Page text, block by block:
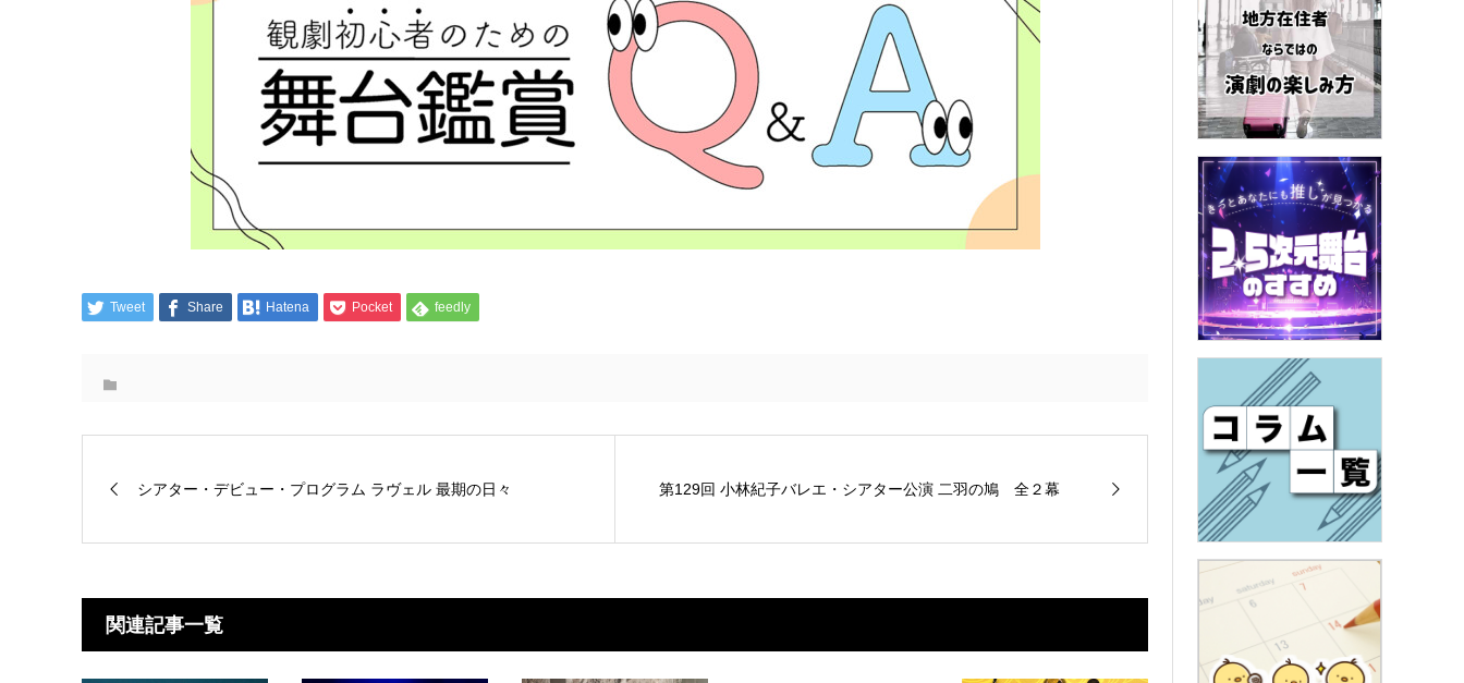
Tweet Share Hatena Pocket feedly
シアター・デビュー・プログラム ラヴェル 最期の日々 第129回 小林紀子バレエ・シアター公演 二羽の鳩 全２幕
関連記事一覧